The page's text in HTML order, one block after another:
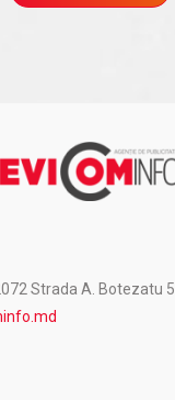
Strada A. Botezatu 5